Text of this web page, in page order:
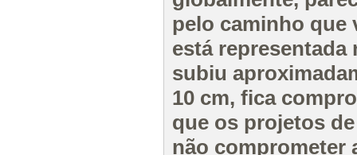
pelo caminho que
está
subiu
10 cm, fica
que os projetos
não comprometer